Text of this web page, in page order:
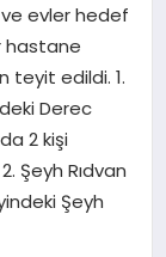
ve evler hedef
hastane
teyit edildi. 1.
Derec
2 kişi
Şeyh Rıdvan
Şeyh